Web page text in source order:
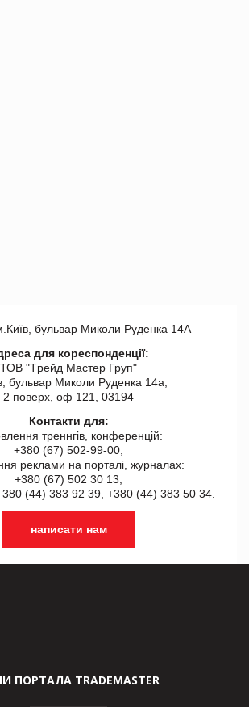
бульвар Миколи Руденка 14А
для кореспонденції:
ТОВ "Tрейд Мастер Груп"
бульвар Миколи Руденка 14а,
2 поверх, оф 121, 03194
Контакти для:
треннгів, конференцій:
+380 (67) 502-99-00,
реклами на порталі, журналах:
+380 (67) 502 30 13,
(44) 383 92 39, +380 (44) 383 50 34.
написати нам
ПОРТАЛА TRADEMASTER